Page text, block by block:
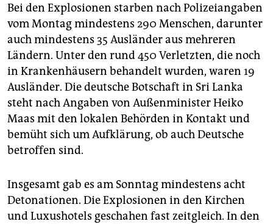
Bei den Explosionen starben nach Polizeiangaben
vom Montag mindestens 290 Menschen, darunter
auch mindestens 35 Ausländer aus mehreren
Ländern. Unter den rund 450 Verletzten, die noch
in Krankenhäusern behandelt wurden, waren 19
Ausländer. Die deutsche Botschaft in Sri Lanka
steht nach Angaben von Außenminister Heiko
Maas mit den lokalen Behörden in Kontakt und
bemüht sich um Aufklärung, ob auch Deutsche
betroffen sind.
Insgesamt gab es am Sonntag mindestens acht
Detonationen. Die Explosionen in den Kirchen
und Luxushotels geschahen fast zeitgleich. In den